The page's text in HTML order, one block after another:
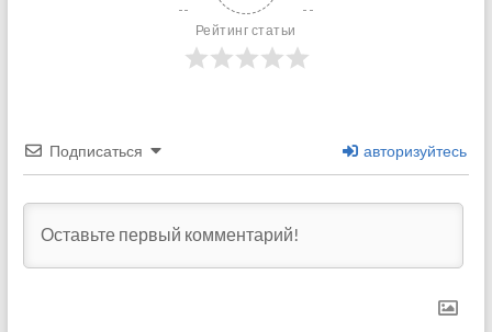
Рейтинг статьи
Подписаться авторизуйтесь